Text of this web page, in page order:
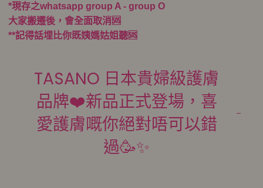
*現存之whatsapp group A - group O
大家搬遷後，會全面取消🆘
**記得話埋比你既姨媽姑姐聽🆘
TASANO 日本貴婦級護膚
品牌❤️新品正式登場，喜
愛護膚嘅你絕對唔可以錯
過🥳✨